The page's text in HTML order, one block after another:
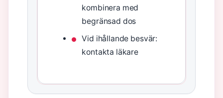
kombinera med
begränsad dos
Vid ihållande besvär:
kontakta läkare